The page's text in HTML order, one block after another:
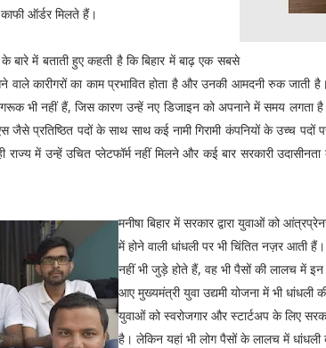
ऑर्डर मिलते हैं।
बारे में बताती हुए कहती है कि बिहार में बाढ़ एक सबसे
कारीगरों का काम प्रभावित होता है और उनकी आमदनी रुक जाती
भी नहीं हैं, जिस कारण उन्हें नए डिजाइन को अपनाने में समय लगता
प्रतिष्ठित पदों के साथ साथ कई नामी गिरामी कंपनियों के उच्च पदों
में उन्हें उचित प्लेटफॉर्म नहीं मिलने और कई बार सरकारी
मनीषा बिहार में सरकार द्वारा युवाओं को
में होने वाली धांधली पर भी चिंतित नज़र आती
नहीं भी जुड़े होते हैं, वह भी पैसों की लालच में
आए मुख्यमंत्री युवा उद्यमी योजना में भी
युवाओं को स्वरोजगार और स्टार्टअप के लिए
है। लेकिन यहां भी लोग पैसों के लालच में